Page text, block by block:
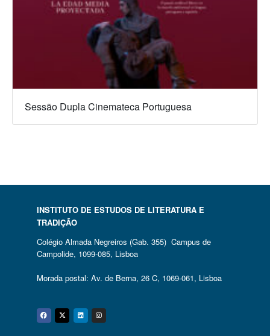
Sessão Dupla Cinemateca Portuguesa
INSTITUTO DE ESTUDOS DE LITERATURA E
TRADIÇÃO
Colégio Almada Negreiros (Gab. 355) Campus de
Campolide, 1099-085, Lisboa
Morada postal: Av. de Berna, 26 C, 1069-061, Lisboa
Facebook
Twitter
Linkedin
Instagram